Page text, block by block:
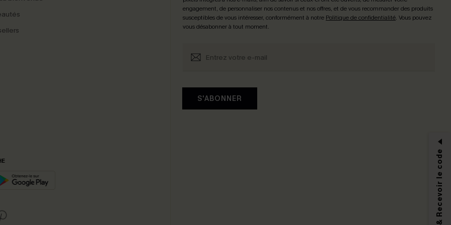
engagement, de personnaliser nos contenus et nos offres, et de vous recommander des produits
susceptibles de vous intéresser, conformément à notre Politique de confidentialité. Vous pouvez
vous désabonner à tout moment.
S'ABONNER